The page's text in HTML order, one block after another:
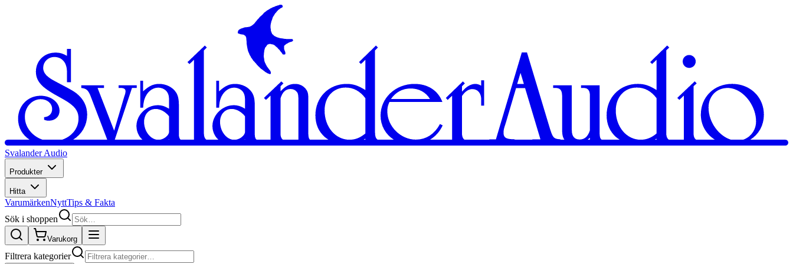
Svalander Audio
Produkter
Hitta
VarumärkenNyttTips & Fakta
Sök i shoppen
Varukorg
Filtrera kategorier